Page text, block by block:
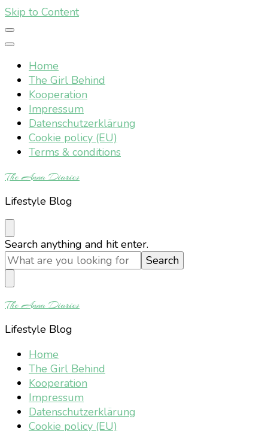
Skip to Content
Home
The Girl Behind
Kooperation
Impressum
Datenschutzerklärung
Cookie policy (EU)
Terms & conditions
The Anna Diaries
Lifestyle Blog
Looking
for
Something?
Search anything and hit enter.
The Anna Diaries
Lifestyle Blog
Home
The Girl Behind
Kooperation
Impressum
Datenschutzerklärung
Cookie policy (EU)